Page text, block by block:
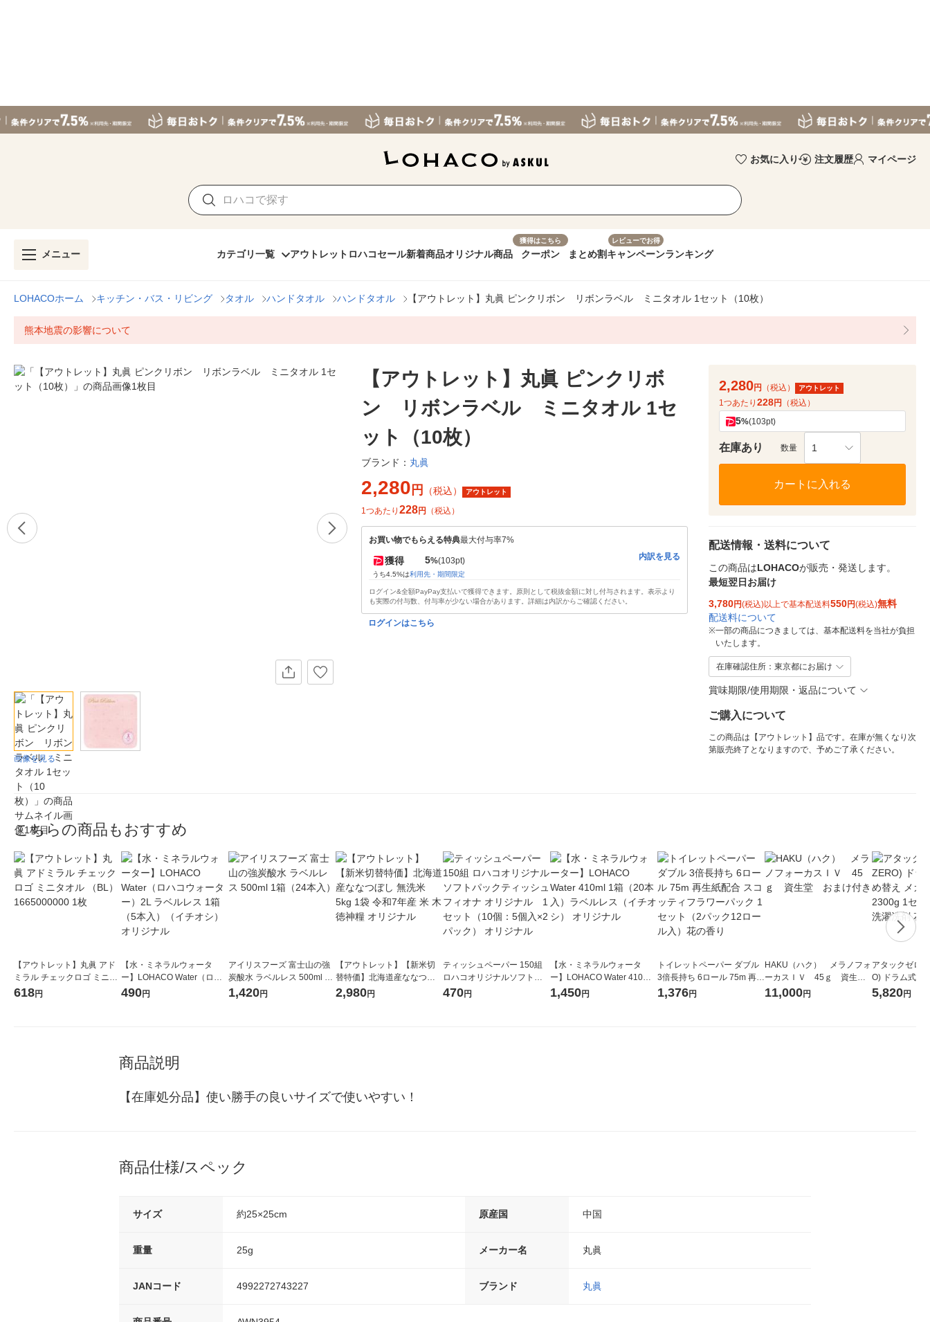
お気に入り 注文履歴 マイページ
メニュー カテゴリ一覧 アウトレット ロハコセール新着商品オリジナル商品
獲得はこちら
クーポン まとめ割
レビューでお得
キャンペーンランキング
LOHACOホーム キッチン・バス・リビング タオル ハンドタオル ハンドタオル 【アウトレット】丸眞 ピンクリボン リボンラベル ミニタオル 1セット（10枚）
熊本地震の影響について
画像を見る
【アウトレット】丸眞 ピンクリボ
ン リボンラベル ミニタオル 1セ
ット（10枚）
ブランド： 丸眞
2,280 円 （税込） アウトレット
1つあたり 228円 （税込）
お買い物でもらえる特典最大付与率7%
獲得 5%(103pt)
うち4.5%は利用先・期間限定
内訳を見る
ログイン&全額PayPay支払いで獲得できます。原則として税抜金額に対し付与されます。表示より
も実際の付与数、付与率が少ない場合があります。詳細は内訳からご確認ください。
ログインはこちら
2,280円 （税込） アウトレット
1つあたり 228円 （税込）
5%(103pt)
在庫あり 数量 1
カートに入れる
配送情報・送料について
この商品はLOHACOが販売・発送します。
最短翌日お届け
3,780円(税込)以上で基本配送料550円(税込)無料
配送料について
※一部の商品につきましては、基本配送料を当社が負担
いたします。
在庫確認住所：東京都にお届け
賞味期限/使用期限・返品について
ご購入について
この商品は【アウトレット】品です。在庫が無くなり次
第販売終了となりますので、予めご了承ください。
こちらの商品もおすすめ
【アウトレット】丸眞 アド
ミラル チェックロゴ ミニタ
オル （BL） 1665000000 1
618円
【水・ミネラルウォータ
ー】LOHACO Water（ロハ
コウォーター）2L ラベルレ
490円
アイリスフーズ 富士山の強
炭酸水 ラベルレス 500ml 1
箱（24本入）
1,420円
【アウトレット】【新米切
替特価】北海道産ななつぼ
し 無洗米 5kg 1袋 令和7年産
2,980円
ティッシュペーパー 150組
ロハコオリジナルソフトパ
ックティッシュ フィオナ オ
470円
【水・ミネラルウォータ
ー】LOHACO Water 410ml
1箱（20本入）ラベルレス
1,450円
トイレットペーパー ダブル
3倍長持ち 6ロール 75m 再生
紙配合 スコッティフラワー
1,376円
HAKU（ハク） メラノフォ
ーカスＩＶ 45ｇ 資生
堂 おまけ付き
11,000円
アタックゼロ
O) ドラム式専
ガジャンボ
5,820円
商品説明
【在庫処分品】使い勝手の良いサイズで使いやすい！
商品仕様/スペック
サイズ 約25×25cm 原産国 中国
重量 25g メーカー名 丸眞
JANコード 4992272743227 ブランド 丸眞